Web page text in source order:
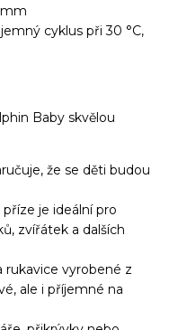
cyklus při 30 °C,
Baby skvělou
že se děti budou
je ideální pro
zvířátek a dalších
rukavice vyrobené z
ale i příjemné na